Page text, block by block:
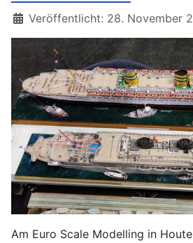
Details
Veröffentlicht: 28. November
Am Euro Scale Modelling in